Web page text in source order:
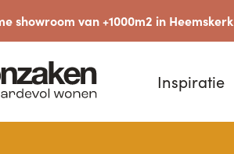
showroom van +1000m2 in Heemskerk
Inspiratie